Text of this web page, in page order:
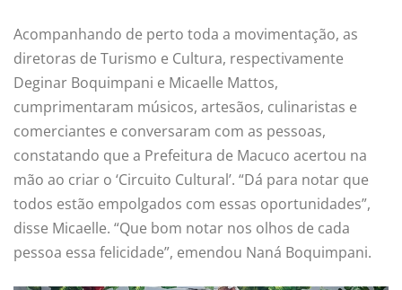
Acompanhando de perto toda a movimentação, as
diretoras de Turismo e Cultura, respectivamente
Deginar Boquimpani e Micaelle Mattos,
cumprimentaram músicos, artesãos, culinaristas e
comerciantes e conversaram com as pessoas,
constatando que a Prefeitura de Macuco acertou na
mão ao criar o ‘Circuito Cultural’. “Dá para notar que
todos estão empolgados com essas oportunidades”,
disse Micaelle. “Que bom notar nos olhos de cada
pessoa essa felicidade”, emendou Naná Boquimpani.